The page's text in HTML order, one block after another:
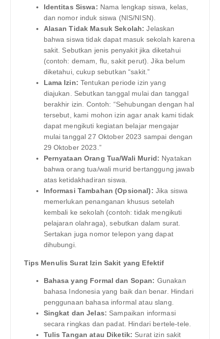
Identitas Siswa: Nama lengkap siswa, kelas,
dan nomor induk siswa (NIS/NISN).
Alasan Tidak Masuk Sekolah: Jelaskan
bahwa siswa tidak dapat masuk sekolah karena
sakit. Sebutkan jenis penyakit jika diketahui
(contoh: demam, flu, sakit perut). Jika belum
diketahui, cukup sebutkan “sakit.”
Lama Izin: Tentukan periode izin yang
diajukan. Sebutkan tanggal mulai dan tanggal
berakhir izin. Contoh: “Sehubungan dengan hal
tersebut, kami mohon izin agar anak kami tidak
dapat mengikuti kegiatan belajar mengajar
mulai tanggal 27 Oktober 2023 sampai dengan
29 Oktober 2023.”
Pernyataan Orang Tua/Wali Murid: Nyatakan
bahwa orang tua/wali murid bertanggung jawab
atas ketidakhadiran siswa.
Informasi Tambahan (Opsional): Jika siswa
memerlukan penanganan khusus setelah
kembali ke sekolah (contoh: tidak mengikuti
pelajaran olahraga), sebutkan dalam surat.
Sertakan juga nomor telepon yang dapat
dihubungi.
Tips Menulis Surat Izin Sakit yang Efektif
Bahasa yang Formal dan Sopan: Gunakan
bahasa Indonesia yang baik dan benar. Hindari
penggunaan bahasa informal atau slang.
Singkat dan Jelas: Sampaikan informasi
secara ringkas dan padat. Hindari bertele-tele.
Tulis Tangan atau Diketik: Surat izin sakit